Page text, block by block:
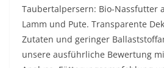
Taubertalpersern: Bio-Nassfutter
Lamm und Pute. Transparente
Zutaten und geringer
unsere ausführliche Bewertung